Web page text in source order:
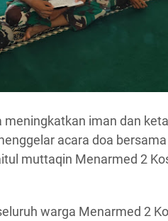
meningkatkan iman dan
acara doa
muttaqin Menarmed 2
warga Menarmed 2